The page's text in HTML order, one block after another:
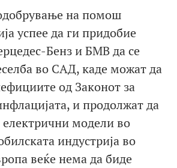
на помош
успее да ги придобие
Бенз и БМВ да се
во САД, каде можат да
од Законот за
и продолжат да
електрични модели во
индустрија во
веќе нема да биде